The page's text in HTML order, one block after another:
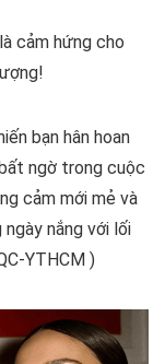
cảm hứng cho
bạn hân hoan
ngờ trong cuộc
cảm mới mẻ và
nắng với lối
YTHCM )